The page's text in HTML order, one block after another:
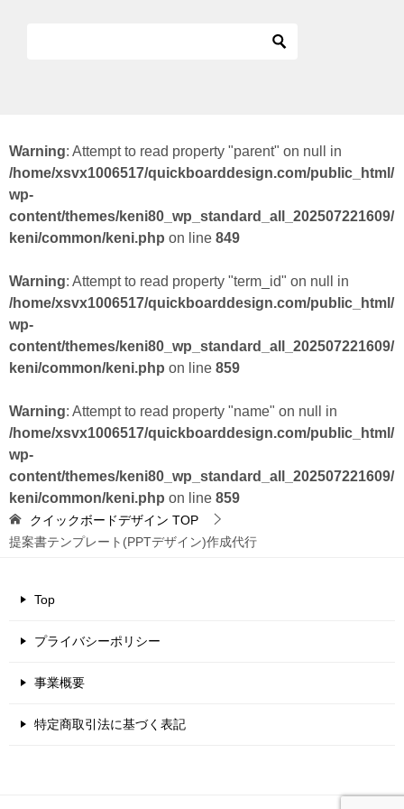
Warning: Attempt to read property "parent" on null in
/home/xsvx1006517/quickboarddesign.com/public_html/
wp-
content/themes/keni80_wp_standard_all_202507221609/
keni/common/keni.php on line 849
Warning: Attempt to read property "term_id" on null in
/home/xsvx1006517/quickboarddesign.com/public_html/
wp-
content/themes/keni80_wp_standard_all_202507221609/
keni/common/keni.php on line 859
Warning: Attempt to read property "name" on null in
/home/xsvx1006517/quickboarddesign.com/public_html/
wp-
content/themes/keni80_wp_standard_all_202507221609/
keni/common/keni.php on line 859
クイックボードデザイン TOP
提案書テンプレート(PPTデザイン)作成代行
Top
プライバシーポリシー
事業概要
特定商取引法に基づく表記